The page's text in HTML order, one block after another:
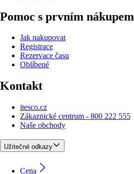
Pomoc s prvním nákupem
Jak nakupovat
Registrace
Rezervace času
Oblíbené
Kontakt
itesco.cz
Zákaznické centrum - 800 222 555
Naše obchody
Užitečné odkazy
Cena